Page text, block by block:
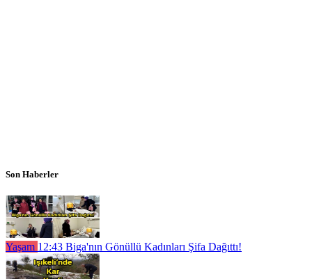
Son Haberler
Yaşam 12:43 Biga'nın Gönüllü Kadınları Şifa Dağıttı!